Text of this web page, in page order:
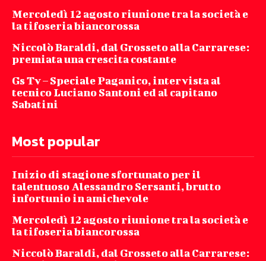
Mercoledì 12 agosto riunione tra la società e
la tifoseria biancorossa
Niccolò Baraldi, dal Grosseto alla Carrarese:
premiata una crescita costante
Gs Tv – Speciale Paganico, intervista al
tecnico Luciano Santoni ed al capitano
Sabatini
Most popular
Inizio di stagione sfortunato per il
talentuoso Alessandro Sersanti, brutto
infortunio in amichevole
Mercoledì 12 agosto riunione tra la società e
la tifoseria biancorossa
Niccolò Baraldi, dal Grosseto alla Carrarese: